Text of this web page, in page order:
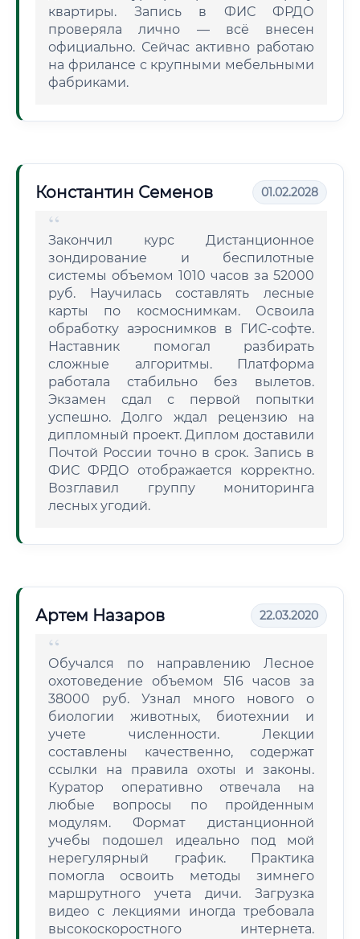
квартиры. Запись в ФИС ФРДО
проверяла лично — всё внесен
официально. Сейчас активно работаю
на фрилансе с крупными мебельными
фабриками.
Константин Семенов 01.02.2028
Закончил курс Дистанционное
зондирование и беспилотные
системы объемом 1010 часов за 52000
руб. Научилась составлять лесные
карты по космоснимкам. Освоила
обработку аэроснимков в ГИС-софте.
Наставник помогал разбирать
сложные алгоритмы. Платформа
работала стабильно без вылетов.
Экзамен сдал с первой попытки
успешно. Долго ждал рецензию на
дипломный проект. Диплом доставили
Почтой России точно в срок. Запись в
ФИС ФРДО отображается корректно.
Возглавил группу мониторинга
лесных угодий.
Артем Назаров 22.03.2020
Обучался по направлению Лесное
охотоведение объемом 516 часов за
38000 руб. Узнал много нового о
биологии животных, биотехнии и
учете численности. Лекции
составлены качественно, содержат
ссылки на правила охоты и законы.
Куратор оперативно отвечала на
любые вопросы по пройденным
модулям. Формат дистанционной
учебы подошел идеально под мой
нерегулярный график. Практика
помогла освоить методы зимнего
маршрутного учета дичи. Загрузка
видео с лекциями иногда требовала
высокоскоростного интернета.